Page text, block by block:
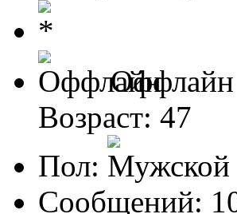
Оффлайн
Возраст: 47
Пол:
Сообщений: